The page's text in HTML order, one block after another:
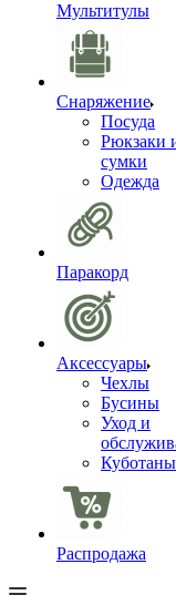
Мультитулы
Снаряжение
Посуда
Рюкзаки
сумки
Одежда
Паракорд
Аксессуары
Чехлы
Бусины
Уход и
Куботаны
Распродажа